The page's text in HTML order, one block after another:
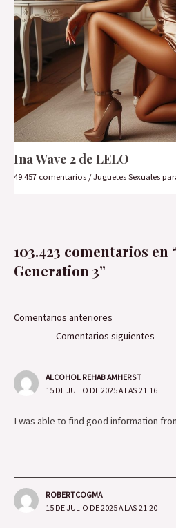
Ina Wave 2 de LELO
49.457 comentarios /Juguetes Sexuales
103.423 comentarios en
Generation 3”
Comentarios
siguientes
Comentarios anteriores
Comentarios siguientes
ALCOHOL REHAB AMHERST
15 DE JULIO DE 2025 A LAS 21:16
I was able to find good information
ROBERTCOGMA
15 DE JULIO DE 2025 A LAS 21:20